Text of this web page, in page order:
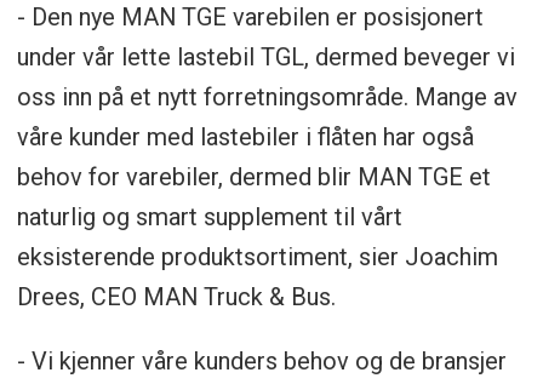
- Den nye MAN TGE varebilen er posisjonert
under vår lette lastebil TGL, dermed beveger vi
oss inn på et nytt forretningsområde. Mange av
våre kunder med lastebiler i flåten har også
behov for varebiler, dermed blir MAN TGE et
naturlig og smart supplement til vårt
eksisterende produktsortiment, sier Joachim
Drees, CEO MAN Truck & Bus.
- Vi kjenner våre kunders behov og de bransjer